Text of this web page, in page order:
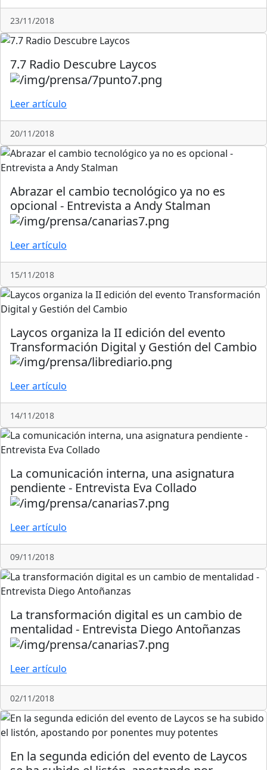
23/11/2018
7.7 Radio Descubre Laycos
Leer artículo
20/11/2018
Abrazar el cambio tecnológico ya no es
opcional - Entrevista a Andy Stalman
Leer artículo
15/11/2018
Laycos organiza la II edición del evento
Transformación Digital y Gestión del Cambio
Leer artículo
14/11/2018
La comunicación interna, una asignatura
pendiente - Entrevista Eva Collado
Leer artículo
09/11/2018
La transformación digital es un cambio de
mentalidad - Entrevista Diego Antoñanzas
Leer artículo
02/11/2018
En la segunda edición del evento de Laycos